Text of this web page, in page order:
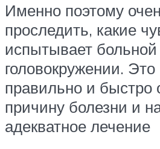
Именно поэтому
проследить, какие
испытывает больной
головокружении.
правильно и быстро
причину болезни и
адекватное лечение